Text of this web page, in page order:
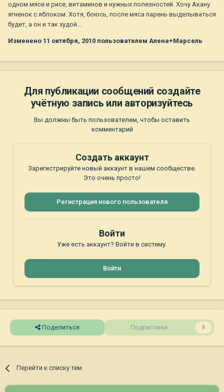
одном мясе и рисе, витаминов и нужных полезностей. Хочу Акану
ягненок с яблоком. Хотя, боюсь, после мяса парень выделываться
будет, а он и так худой...
Изменено 11 октября, 2010 пользователем Алена+Марсель
Для публикации сообщений создайте
учётную запись или авторизуйтесь
Вы должны быть пользователем, чтобы оставить
комментарий
Создать аккаунт
Зарегистрируйте новый аккаунт в нашем сообществе.
Это очень просто!
Регистрация нового пользователя
Войти
Уже есть аккаунт? Войти в систему.
Войти
Поделиться Подписчики 0
Перейти к списку тем